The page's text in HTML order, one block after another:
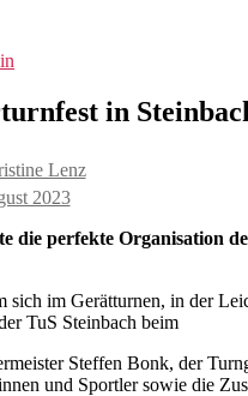
in
Lenz
2023
perfekte Organisation
im Gerätturnen, in der
TuS Steinbach beim
Steffen Bonk, der
und Sportler sowie die